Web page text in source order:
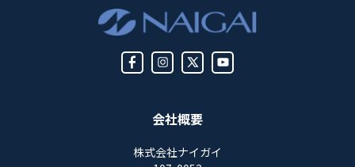
会社概要
株式会社ナイガイ